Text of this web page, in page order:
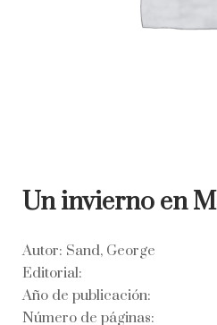
Un invierno en
Autor: Sand, George
Editorial:
Año de publicación:
Número de páginas: